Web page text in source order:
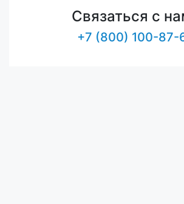
Связаться с
+7 (800) 100-87-